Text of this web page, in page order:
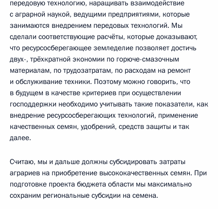
передовую технологию, наращивать взаимодействие
с аграрной наукой, ведущими предприятиями, которые
занимаются внедрением передовых технологий. Мы
сделали соответствующие расчёты, которые доказывают,
что ресурсосберегающее земледелие позволяет достичь
двух-, трёхкратной экономии по горюче-смазочным
материалам, по трудозатратам, по расходам на ремонт
и обслуживание техники. Поэтому можно говорить, что
в будущем в качестве критериев при осуществлении
господдержки необходимо учитывать такие показатели, как
внедрение ресурсосберегающих технологий, применение
качественных семян, удобрений, средств защиты и так
далее.
Считаю, мы и дальше должны субсидировать затраты
аграриев на приобретение высококачественных семян. При
подготовке проекта бюджета области мы максимально
сохраним региональные субсидии на семена.